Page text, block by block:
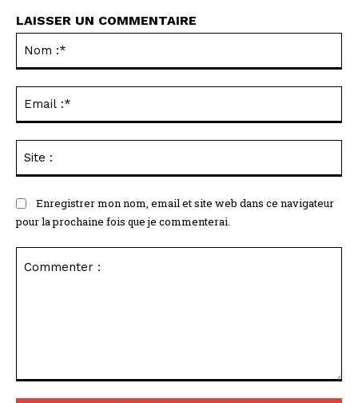
LAISSER UN COMMENTAIRE
Enregistrer mon nom, email et site web dans ce navigateur
pour la prochaine fois que je commenterai.